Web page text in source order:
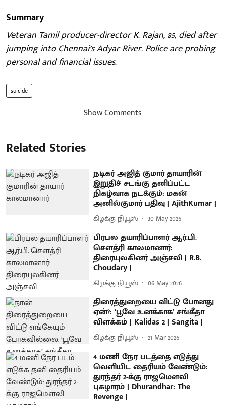
Summary
Veteran Tamil producer-director K. Rajan, 85, died after
jumping into Chennai’s Adyar River. Police are probing
personal and financial issues.
suicide
Show Comments
Related Stories
நடிகர் அஜித் குமார் தாயாரின்
இறுதிச் சடங்கு தனிப்பட்ட
நிகழ்வாக நடக்கும்: மகன்
அனில்குமார் பதிவு | AjithKumar |
கிழக்கு நியூஸ் 30 May 2026
பிரபல தயாரிப்பாளர் ஆர்.பி.
சௌத்ரி காலமானார்:
திரையுலகினர் அஞ்சலி | R.B.
Choudary |
கிழக்கு நியூஸ் 06 May 2026
திரைத்துறையை விட்டு போனது
ஏன்?: ‘பூவே உனக்காக’ சங்கீதா
விளக்கம் | Kalidas 2 | Sangita |
கிழக்கு நியூஸ் 21 Mar 2026
4 மணி நேர படத்தை எடுத்து
வெளியிட தைரியம் வேண்டும்:
துரந்தர் 2-க்கு ராஜமௌலி
புகழாரம் | Dhurandhar: The
Revenge |